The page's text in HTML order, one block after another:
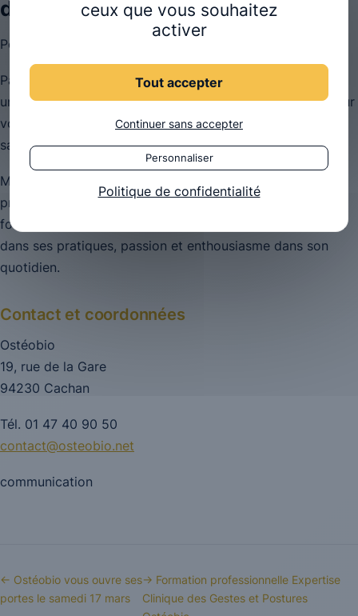
démarches en toute transparence
Pourquoi ?
Parce que l’immersion en conditions réelles dans notre
univers allie plaisir et accompagnement personnalisé, pour
vous aider à faire votre choix et faciliter vos démarches,
sans le moindre engagement de votre part.
Mais aussi parce qu’Ostéobio est fière de la réussite
professionnelle de ses diplômés et aime partager son
fonctionnement et son ambiance : engagement et rigueur
dans ses pratiques, passion et enthousiasme dans son
quotidien.
Contact et coordonnées
Ostéobio
19, rue de la Gare
94230 Cachan
Tél. 01 47 40 90 50
contact@osteobio.net
communication
← Ostéobio vous ouvre ses
portes le samedi 17 mars
→ Formation professionnelle Expertise
Clinique des Gestes et Postures
ceux que vous souhaitez
activer
Tout accepter
Continuer sans accepter
Personnaliser
Politique de confidentialité